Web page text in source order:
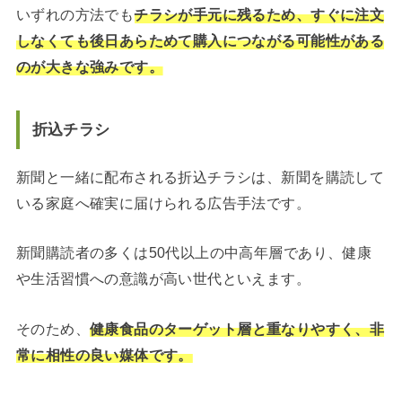
いずれの方法でもチラシが手元に残るため、すぐに注文
しなくても後日あらためて購入につながる可能性がある
のが大きな強みです。
折込チラシ
新聞と一緒に配布される折込チラシは、新聞を購読して
いる家庭へ確実に届けられる広告手法です。
新聞購読者の多くは50代以上の中高年層であり、健康
や生活習慣への意識が高い世代といえます。
そのため、 健康食品のターゲット層と重なりやすく、非
常に相性の良い媒体です。